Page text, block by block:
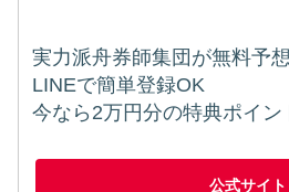
実力派舟券師集団が無料予
LINEで簡単登録OK
今なら2万円分の特典ポイン
公式サイト